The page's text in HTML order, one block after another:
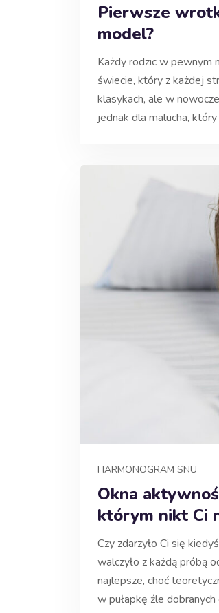
Pierwsze
model?
Każdy rodzic w pewnym
świecie, który z każdej
klasykach, ale w
jednak dla malucha,
HARMONOGRAM SNU
Okna
którym nikt Ci
Czy zdarzyło Ci się
walczyło z każdą próbą
najlepsze, choć
w pułapkę źle